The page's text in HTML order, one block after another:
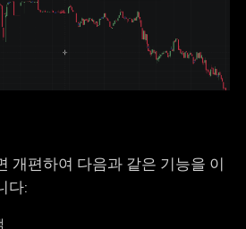
개편하여 다음과 같은 기능을 이
다: